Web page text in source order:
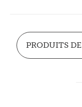
PRODUITS